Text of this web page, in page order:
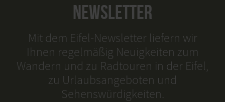
NEWSLETTER
Mit dem Eifel-Newsletter liefern wir
Ihnen regelmäßig Neuigkeiten zum
Wandern und zu Radtouren in der Eifel,
zu Urlaubsangeboten und
Sehenswürdigkeiten.